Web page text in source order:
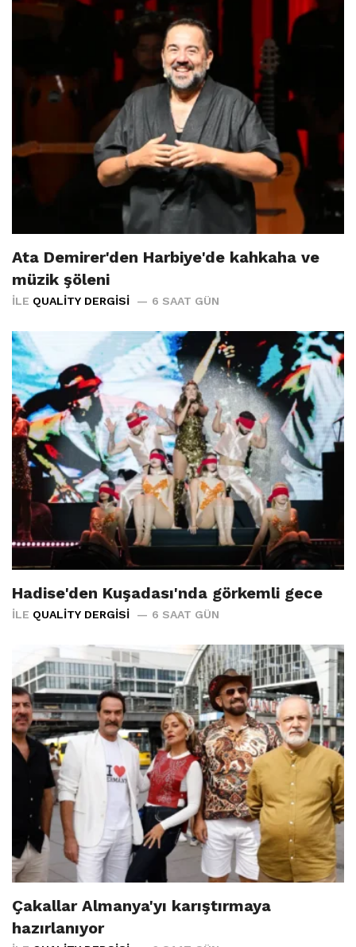
Ata Demirer'den Harbiye'de kahkaha ve
müzik şöleni
İLE QUALITY DERGISI 6 SAAT GÜN
Hadise'den Kuşadası'nda görkemli gece
İLE QUALITY DERGISI 6 SAAT GÜN
Çakallar Almanya'yı karıştırmaya
hazırlanıyor